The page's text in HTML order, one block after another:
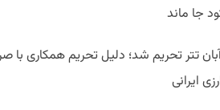
جا ماند
تتر تحریم شد؛ دلیل تحریم همکاری با
ایرانی